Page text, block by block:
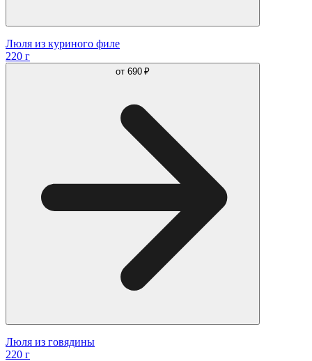
Люля из куриного филе
220 г
от 690 ₽
Люля из говядины
220 г